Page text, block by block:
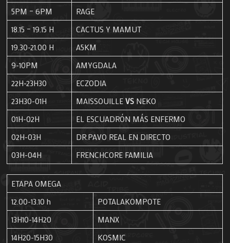
5PM – 6PM
RAGE
18.15 – 19.15 H
CACTUS Y MAMUT
19.30-21.00 H
A5KM
9-10PM
AMYGDALA
22H-23H30
ECZODIA
23H30-01H
MAISSOUILLE VS NEKO
01H-02H
EL ESCUADRÓN MÁS ENFERMO
02H-03H
DR.PAVO REAL EN DIRECTO
03H-04H
FRENCHCORE FAMILIA
ETAPA OMEGA
12.00-13.10 h
POTALAKOMPOTE
13H10-14H20
MANX
14H20-15H30
KOSMIC